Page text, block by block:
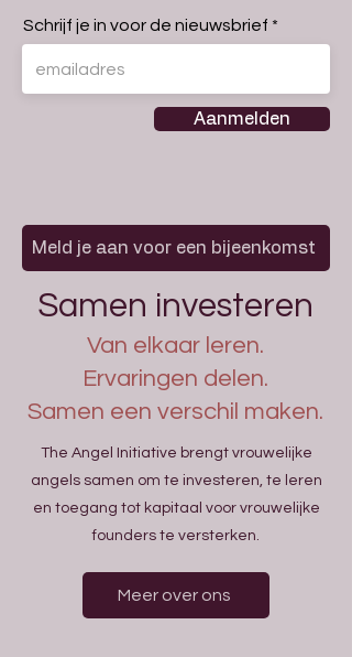
Schrijf je in voor de nieuwsbrief
Aanmelden
Meld je aan voor een bijeenkomst
Samen investeren
Van elkaar leren.
Ervaringen delen.
Samen een verschil maken.
The Angel Initiative brengt vrouwelijke
angels samen om te investeren, te leren
en toegang tot kapitaal voor vrouwelijke
founders te versterken.
Meer over ons